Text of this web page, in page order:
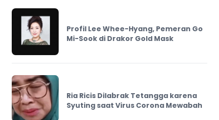
Profil Lee Whee-Hyang, Pemeran Go
Mi-Sook di Drakor Gold Mask
Ria Ricis Dilabrak Tetangga karena
Syuting saat Virus Corona Mewabah